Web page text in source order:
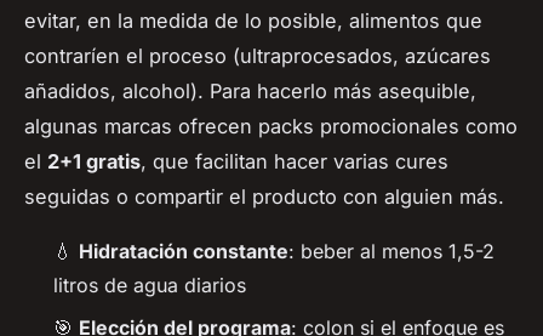
evitar, en la medida de lo posible, alimentos que
contraríen el proceso (ultraprocesados, azúcares
añadidos, alcohol). Para hacerlo más asequible,
algunas marcas ofrecen packs promocionales como
el 2+1 gratis, que facilitan hacer varias cures
seguidas o compartir el producto con alguien más.
💧 Hidratación constante: beber al menos 1,5-2
litros de agua diarios
🎯 Elección del programa: colon si el enfoque es